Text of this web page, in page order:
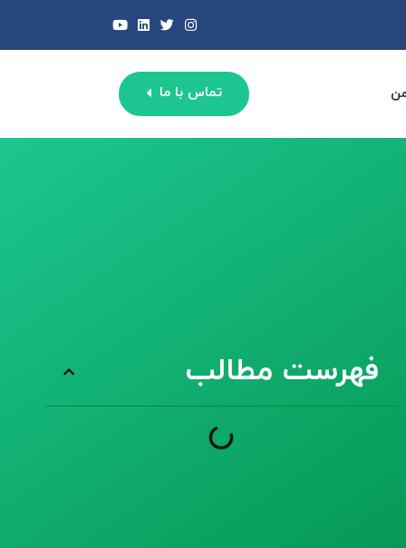
من تماس با ما
فهرست مطالب